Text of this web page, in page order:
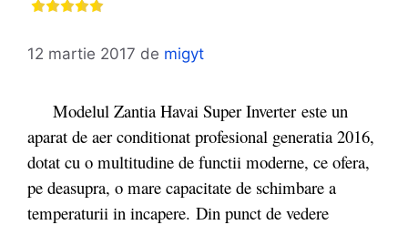
12 martie 2017 de migyt
Modelul Zantia Havai Super Inverter este un
aparat de aer conditionat profesional generatia 2016,
dotat cu o multitudine de functii moderne, ce ofera,
pe deasupra, o mare capacitate de schimbare a
temperaturii in incapere. Din punct de vedere